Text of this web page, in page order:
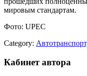
мировым стандартам.
Фото: UPEC
Category:
Кабинет автора